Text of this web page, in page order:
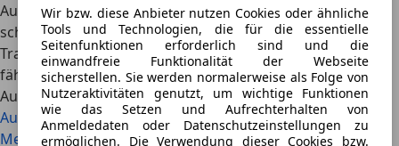
Wir bzw. diese Anbieter nutzen Cookies oder ähnliche
Tools und Technologien, die für die essentielle
Seitenfunktionen erforderlich sind und die
einwandfreie Funktionalität der Webseite
sicherstellen. Sie werden normalerweise als Folge von
Nutzeraktivitäten genutzt, um wichtige Funktionen
wie das Setzen und Aufrechterhalten von
Anmeldedaten oder Datenschutzeinstellungen zu
ermöglichen. Die Verwendung dieser Cookies bzw.
Auch klassische Fahrzeuge kennt und schätzt er. Privat
schlägt sein Herz für sportliche Klassiker - sein
Traumwagen ist ein BMW M3 E30 Sport Evolution. Aktuell
fährt er einen VW ID.3 GTX Fire & Ice.
Auch interessant
Audi A2 e-tron: Comeback der teuren Effizienz-Ikone
Mercedes-Benz GLA (2026): Elektrische 800-Volt-Power,